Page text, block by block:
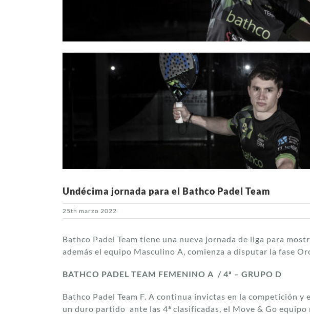
Undécima jornada para el Bathco Padel Team
25th marzo 2022
Bathco Padel Team tiene una nueva jornada de liga para
además el equipo Masculino A, comienza a disputar la fase
BATHCO PADEL TEAM FEMENINO A / 4ª – GRUPO D
Bathco Padel Team F. A continua invictas en la competición y
un duro partido ante las 4ª clasificadas, el Move & Go